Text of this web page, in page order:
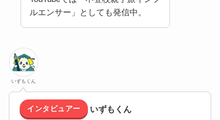
ルエンサー」としても発信中。
いずもくん
インタビュアー
いずもくん